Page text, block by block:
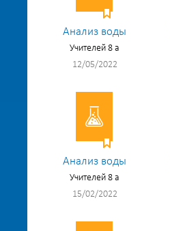
Анализ воды
Учителей 8 а
12/05/2022
Анализ воды
Учителей 8 а
15/02/2022